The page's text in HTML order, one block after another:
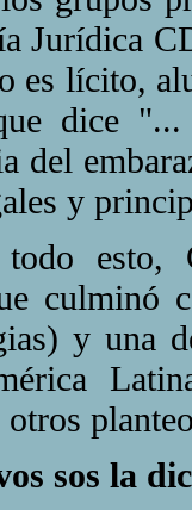
Jurídica
es lícito,
dice
del
y
culminó
y una
sos la